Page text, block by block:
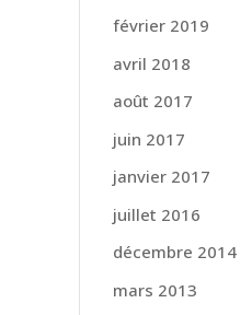
février 2019
avril 2018
août 2017
juin 2017
janvier 2017
juillet 2016
décembre 2014
mars 2013